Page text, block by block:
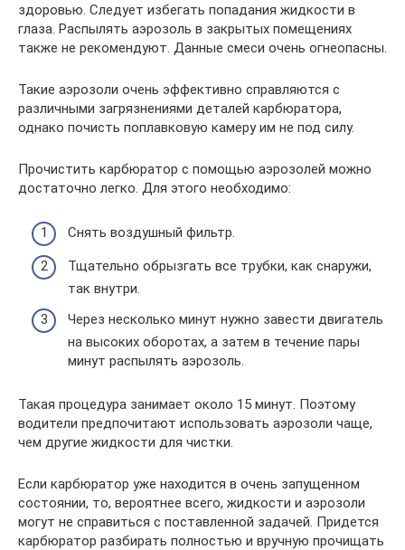
здоровью. Следует избегать попадания жидкости в
глаза. Распылять аэрозоль в закрытых помещениях
также не рекомендуют. Данные смеси очень огнеопасны.
Такие аэрозоли очень эффективно справляются с
различными загрязнениями деталей карбюратора,
однако почисть поплавковую камеру им не под силу.
Прочистить карбюратор с помощью аэрозолей можно
достаточно легко. Для этого необходимо:
Снять воздушный фильтр.
Тщательно обрызгать все трубки, как снаружи,
так внутри.
Через несколько минут нужно завести двигатель
на высоких оборотах, а затем в течение пары
минут распылять аэрозоль.
Такая процедура занимает около 15 минут. Поэтому
водители предпочитают использовать аэрозоли чаще,
чем другие жидкости для чистки.
Если карбюратор уже находится в очень запущенном
состоянии, то, вероятнее всего, жидкости и аэрозоли
могут не справиться с поставленной задачей. Придется
карбюратор разбирать полностью и вручную прочищать